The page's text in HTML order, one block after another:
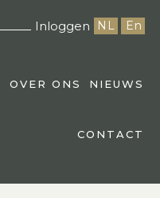
Inloggen NL En
OVER ONS NIEUWS
CONTACT